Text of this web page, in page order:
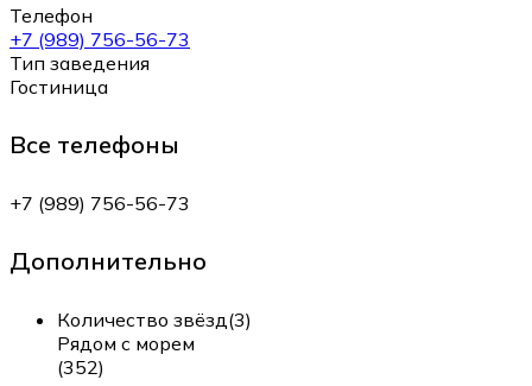
Телефон
+7 (989) 756-56-73
Тип заведения
Гостиница
Все телефоны
+7 (989) 756-56-73
Дополнительно
Количество звёзд(3)
Рядом с морем
(352)